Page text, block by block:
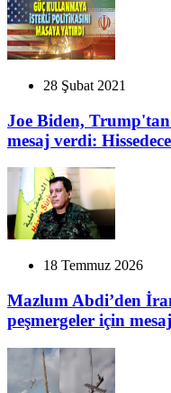
28 Şubat 2021
Joe Biden,
mesaj verdi:
18 Temmuz 2026
Mazlum Abdi’den
peşmergeler için mesaj